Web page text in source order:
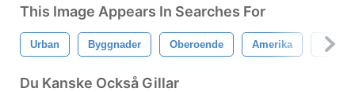
This Image Appears In Searches For
Urban Byggnader Oberoende Amerika
Du Kanske Också Gillar